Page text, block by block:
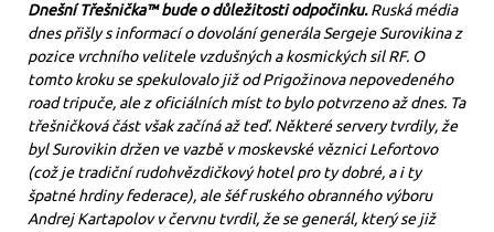
Dnešní Třešnička™ bude o důležitosti odpočinku.Ruská média
dnes přišly s informací o dovolání generála Sergeje Surovikina z
pozice vrchního velitele vzdušných a kosmických sil RF. O
tomto kroku se spekulovalo již od Prigožinova nepovedeného
road tripuče, ale z oficiálních míst to bylo potvrzeno až dnes. Ta
třešničková část však začíná až teď. Některé servery tvrdily, že
byl Surovikin držen ve vazbě v moskevské věznici Lefortovo
(což je tradiční rudohvězdičkový hotel pro ty dobré, a i ty
špatné hrdiny federace), ale šéf ruského obranného výboru
Andrej Kartapolov v červnu tvrdil, že se generál, který se již